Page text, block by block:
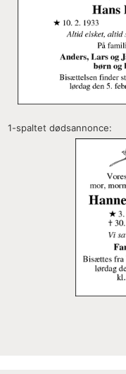
1-spaltet dødsannonce: